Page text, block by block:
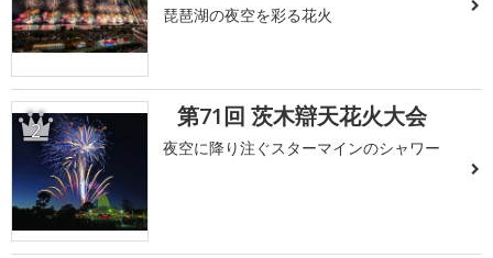
琵琶湖の夜空を彩る花火
2 第71回 茨木辯天花火大会
夜空に降り注ぐスターマインのシャワー